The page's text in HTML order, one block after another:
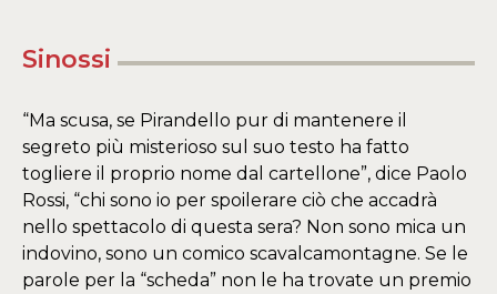
Sinossi
“Ma scusa, se Pirandello pur di mantenere il
segreto più misterioso sul suo testo ha fatto
togliere il proprio nome dal cartellone”, dice Paolo
Rossi, “chi sono io per spoilerare ciò che accadrà
nello spettacolo di questa sera? Non sono mica un
indovino, sono un comico scavalcamontagne. Se le
parole per la “scheda” non le ha trovate un premio